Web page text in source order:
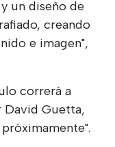
un diseño de
creando
e imagen",
correrá a
David Guetta,